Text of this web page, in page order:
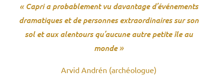
« Capri a probablement vu davantage d’événements
dramatiques et de personnes extraordinaires sur son
sol et aux alentours qu’aucune autre petite île au
monde »
Arvid Andrén (archéologue)